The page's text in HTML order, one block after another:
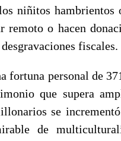
niñitos hambrientos
o hacen
fiscales.
fortuna personal de
que supera
se incrementó
de